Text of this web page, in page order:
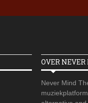
OVER
Never Mind